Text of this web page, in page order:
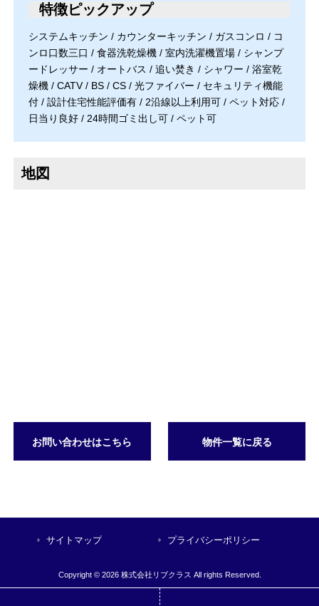
特徴ピックアップ
システムキッチン / カウンターキッチン / ガスコンロ / コ
ンロ口数三口 / 食器洗乾燥機 / 室内洗濯機置場 / シャンプ
ードレッサー / オートバス / 追い焚き / シャワー / 浴室乾
燥機 / CATV / BS / CS / 光ファイバー / セキュリティ機能
付 / 設計住宅性能評価有 / 2沿線以上利用可 / ペット対応 /
日当り良好 / 24時間ゴミ出し可 / ペット可
地図
お問い合わせはこちら 物件一覧に戻る
サイトマップ プライバシーポリシー
Copyright © 2026 株式会社リブクラス All rights Reserved.